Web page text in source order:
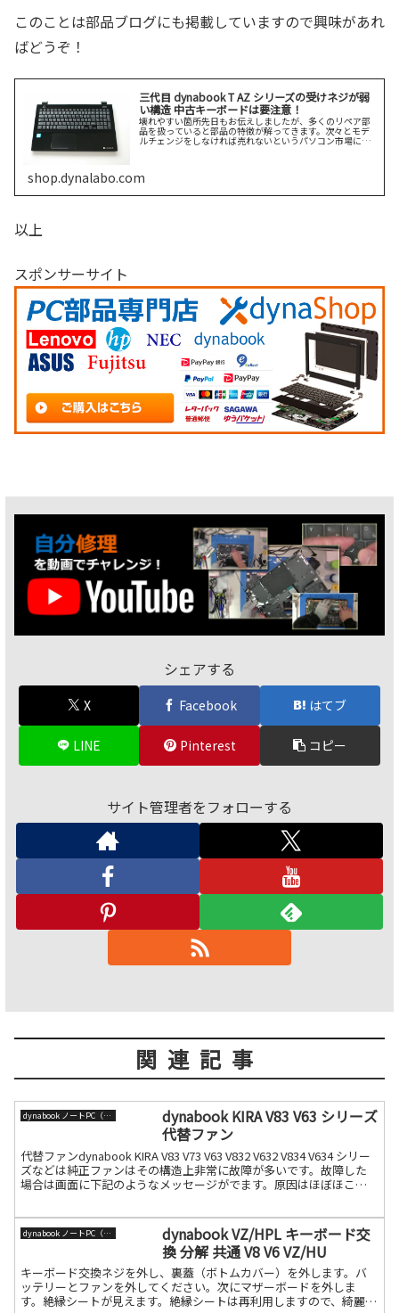
このことは部品ブログにも掲載していますので興味があれ
ばどうぞ！
三代目 dynabook T AZ シリーズの受けネジが弱
い構造 中古キーボードは要注意！
壊れやすい箇所先日もお伝えしましたが、多くのリペア部
品を扱っていると部品の特徴が解ってきます。次々とモデ
ルチェンジをしなければ売れないというパソコン市場にも
shop.dynalabo.com
以上
スポンサーサイト
シェアする
X Facebook はてブ
LINE Pinterest コピー
サイト管理者をフォローする
関連記事
dynabook ノートPC（旧東芝）
dynabook KIRA V83 V63 シリーズ
代替ファン
代替ファンdynabook KIRA V83 V73 V63 V832 V632 V834 V634 シリー
ズなどは純正ファンはその構造上非常に故障が多いです。故障した
場合は画面に下記のようなメッセージがでます。原因はほぼほこり
dynabook ノートPC（旧東芝）
dynabook VZ/HPL キーボード交
換 分解 共通 V8 V6 VZ/HU
キーボード交換ネジを外し、裏蓋（ボトムカバー）を外します。バ
ッテリーとファンを外してください。次にマザーボードを外しま
す。絶縁シートが見えます。絶縁シートは再利用しますので、綺麗に